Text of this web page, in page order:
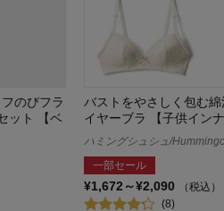
のびフラ
ット 【ベ
バストをやさしく包む綿
イヤーブラ 【子供インナ
ハミングシュシュ/
一部セール
¥1,672～¥2,090
（税込）
(8)